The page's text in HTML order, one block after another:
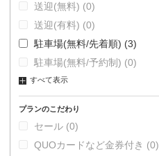
送迎(無料) (0)
送迎(有料) (0)
駐車場(無料/先着順) (3)
駐車場(無料/予約制) (0)
すべて表示
プランのこだわり
セール (0)
QUOカードなど金券付き (0)